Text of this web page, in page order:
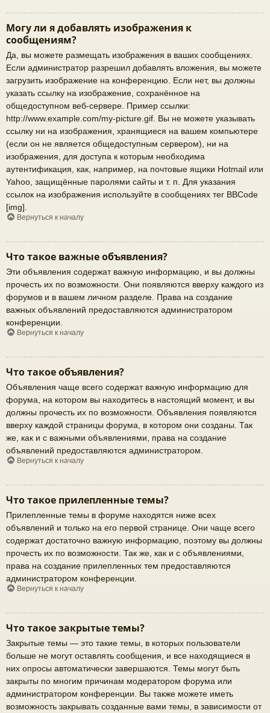
Могу ли я добавлять изображения к
сообщениям?
Да, вы можете размещать изображения в ваших сообщениях.
Если администратор разрешил добавлять вложения, вы можете
загрузить изображение на конференцию. Если нет, вы должны
указать ссылку на изображение, сохранённое на
общедоступном веб-сервере. Пример ссылки:
http://www.example.com/my-picture.gif. Вы не можете указывать
ссылку ни на изображения, хранящиеся на вашем компьютере
(если он не является общедоступным сервером), ни на
изображения, для доступа к которым необходима
аутентификация, как, например, на почтовые ящики Hotmail или
Yahoo, защищённые паролями сайты и т. п. Для указания
ссылок на изображения используйте в сообщениях тег BBCode
[img].
Вернуться к началу
Что такое важные объявления?
Эти объявления содержат важную информацию, и вы должны
прочесть их по возможности. Они появляются вверху каждого из
форумов и в вашем личном разделе. Права на создание
важных объявлений предоставляются администратором
конференции.
Вернуться к началу
Что такое объявления?
Объявления чаще всего содержат важную информацию для
форума, на котором вы находитесь в настоящий момент, и вы
должны прочесть их по возможности. Объявления появляются
вверху каждой страницы форума, в котором они созданы. Так
же, как и с важными объявлениями, права на создание
объявлений предоставляются администратором.
Вернуться к началу
Что такое прилепленные темы?
Прилепленные темы в форуме находятся ниже всех
объявлений и только на его первой странице. Они чаще всего
содержат достаточно важную информацию, поэтому вы должны
прочесть их по возможности. Так же, как и с объявлениями,
права на создание прилепленных тем предоставляются
администратором конференции.
Вернуться к началу
Что такое закрытые темы?
Закрытые темы — это такие темы, в которых пользователи
больше не могут оставлять сообщения, и все находящиеся в
них опросы автоматически завершаются. Темы могут быть
закрыты по многим причинам модератором форума или
администратором конференции. Вы также можете иметь
возможность закрывать созданные вами темы, в зависимости от